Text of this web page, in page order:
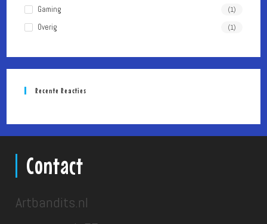
Gaming (1)
Overig (1)
Recente Reacties
Contact
Artbandits.nl